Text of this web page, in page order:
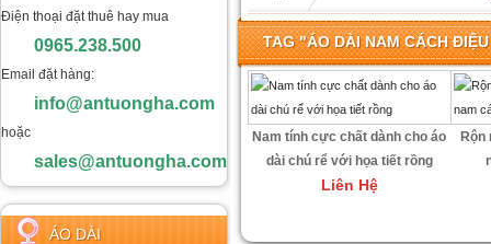
Điện thoại đặt thuê hay mua
0965.238.500
Email đặt hàng:
info@antuongha.com
hoặc
sales@antuongha.com
ÁO DÀI
TAG "ÁO DÀI NAM CÁCH
Nam tính cực chất dành cho áo
dài chú rể với họa tiết rồng
Liên Hệ
Rộn